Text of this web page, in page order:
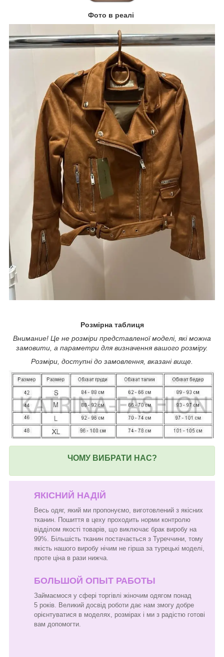
Фото в реалі
Розмірна таблиця
Внимание! Це не розміри представленої моделі, які можна
замовити, а параметри для визначення вашого розміру.
Розміри, доступні до замовлення, вказані вище.
ЧОМУ ВИБРАТИ НАС?
ЯКІСНИЙ НАДІЙ
Весь одяг, який ми пропонуємо, виготовлений з якісних
тканин. Пошиття в цеху проходить норми контролю
відділом якості товарів, що виключає брак виробу на
99%. Більшість тканин постачається з Туреччини, тому
якість нашого виробу нічим не гірша за турецькі моделі,
проте ціна в рази нижча.
БОЛЬШОЙ ОПЫТ РАБОТЫ
Займаємося у сфері торгівлі жіночим одягом понад
5 років. Великий досвід роботи дає нам змогу добре
орієнтуватися в моделях, розмірах і ми з радістю готові
вам допомогти.